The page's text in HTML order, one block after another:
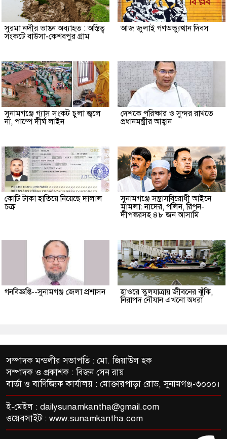
সুরমা নদীর ভাঙন অব্যাহত : অস্তিত্ব
সংকটে বাউসা-কেশবপুর গ্রাম
আজ জুলাই গণঅভ্যুত্থান দিবস
সুনামগঞ্জে গ্যাস সংকট চুলা জ্বলে
না, পাম্পে দীর্ঘ লাইন
দেশকে পরিষ্কার ও সুন্দর রাখতে
প্রধানমন্ত্রীর আহ্বান
কোটি টাকা হাতিয়ে নিয়েছে দালাল
চক্র
‎সুনামগঞ্জে সন্ত্রাসবিরোধী আইনে
মামলা: নাদের, পলিন, রিপন-
দীপঙ্করসহ ৪৮ জন আসামি
গনবিজ্ঞপ্তি--সুনামগঞ্জ জেলা প্রশাসন
হাওরে স্কুলযাত্রায় জীবনের ঝুঁকি,
নিরাপদ নৌযান এখনো অধরা
সম্পাদক মন্ডলীর সভাপতি : মো. জিয়াউল হক
সম্পাদক ও প্রকাশক : বিজন সেন রায়
বার্তা ও বাণিজ্যিক কার্যালয় : মোক্তারপাড়া রোড, সুনামগঞ্জ-৩০০০।
ই-মেইল : dailysunamkantha@gmail.com
ওয়েবসাইট : www.sunamkantha.com